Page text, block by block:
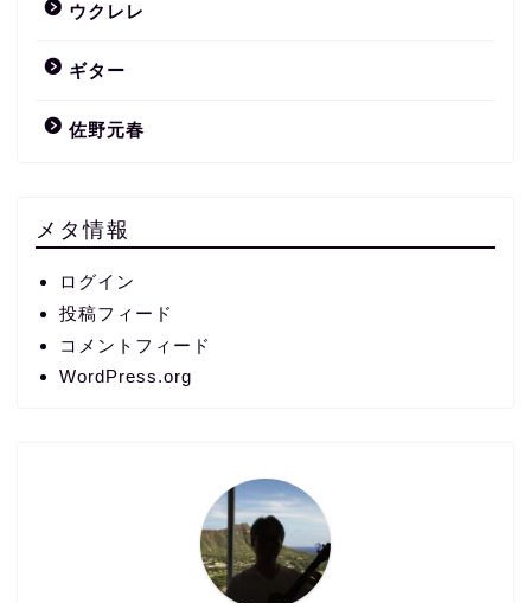
ウクレレ
ギター
佐野元春
メタ情報
ログイン
投稿フィード
コメントフィード
WordPress.org